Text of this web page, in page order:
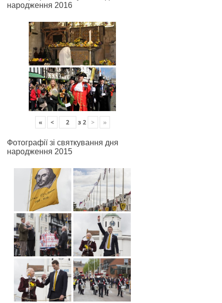
народження 2016
« < з 2 > »
Фотографії зі святкування дня
народження 2015